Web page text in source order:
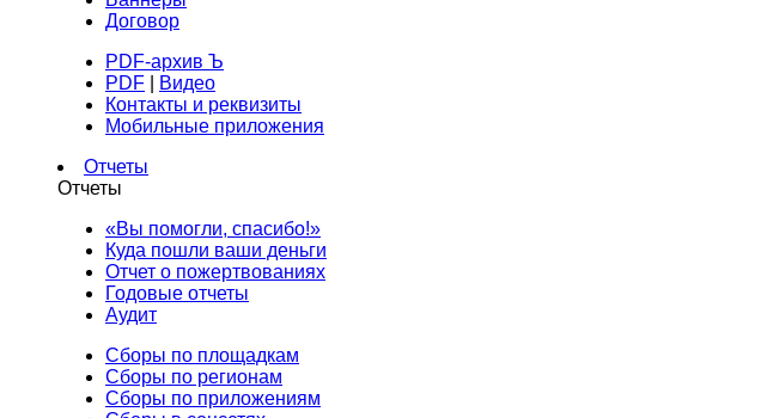
Договор
PDF-архив Ъ
PDF
Видео
Контакты и реквизиты
Мобильные приложения
Отчеты
Отчеты
«Вы помогли, спасибо!»
Куда пошли ваши деньги
Отчет о пожертвованиях
Годовые отчеты
Аудит
Сборы по площадкам
Сборы по регионам
Сборы по приложениям